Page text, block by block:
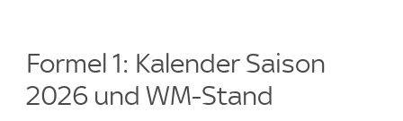
Formel 1: Kalender Saison
2026 und WM-Stand